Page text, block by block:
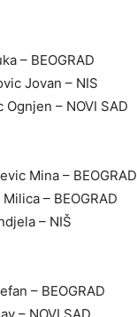
– BEOGRAD
Jovan – NIS
Ognjen – NOVI SAD
Mina – BEOGRAD
– BEOGRAD
– NIŠ
– BEOGRAD